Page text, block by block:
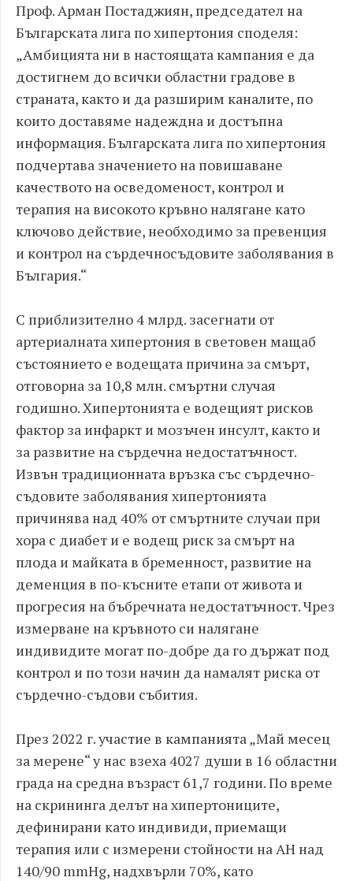
Проф. Арман Постаджиян, председател на
Българската лига по хипертония споделя:
„Амбицията ни в настоящата кампания е да
достигнем до всички областни градове в
страната, както и да разширим каналите, по
които доставяме надеждна и достъпна
информация. Българската лига по хипертония
подчертава значението на повишаване
качеството на осведоменост, контрол и
терапия на високото кръвно налягане като
ключово действие, необходимо за превенция
и контрол на сърдечносъдовите заболявания в
България.“
С приблизително 4 млрд. засегнати от
артериалната хипертония в световен мащаб
състоянието е водещата причина за смърт,
отговорна за 10,8 млн. смъртни случая
годишно. Хипертонията е водещият рисков
фактор за инфаркт и мозъчен инсулт, както и
за развитие на сърдечна недостатъчност.
Извън традиционната връзка със сърдечно-
съдовите заболявания хипертонията
причинява над 40% от смъртните случаи при
хора с диабет и е водещ риск за смърт на
плода и майката в бременност, развитие на
деменция в по-късните етапи от живота и
прогресия на бъбречната недостатъчност. Чрез
измерване на кръвното си налягане
индивидите могат по-добре да го държат под
контрол и по този начин да намалят риска от
сърдечно-съдови събития.
През 2022 г. участие в кампанията „Май месец
за мерене“ у нас взеха 4027 души в 16 областни
града на средна възраст 61,7 години. По време
на скрининга делът на хипертониците,
дефинирани като индивиди, приемащи
терапия или с измерени стойности на АН над
140/90 mmHg, надхвърли 70%, като